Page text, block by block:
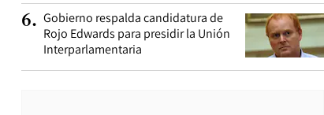
6. Gobierno respalda candidatura de
Rojo Edwards para presidir la Unión
Interparlamentaria